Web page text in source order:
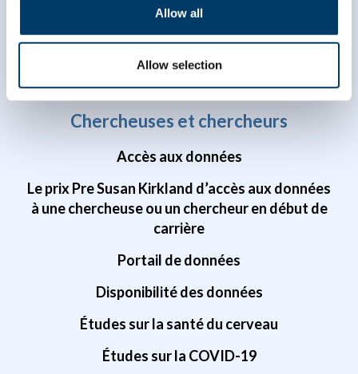
Allow all
Allow selection
Chercheuses et chercheurs
Accès aux données
Le prix Pre Susan Kirkland d’accès aux données
à une chercheuse ou un chercheur en début de
carrière
Portail de données
Disponibilité des données
Études sur la santé du cerveau
Études sur la COVID-19